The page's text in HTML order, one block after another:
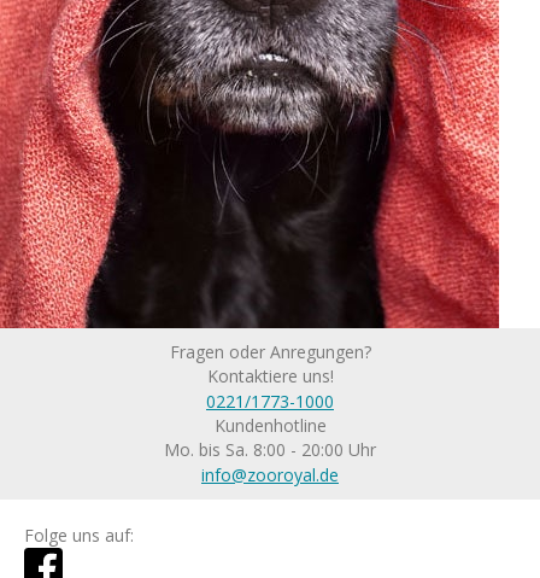
Fragen oder Anregungen?
Kontaktiere uns!
0221/1773-1000
Kundenhotline
Mo. bis Sa. 8:00 - 20:00 Uhr
info@zooroyal.de
Folge uns auf: